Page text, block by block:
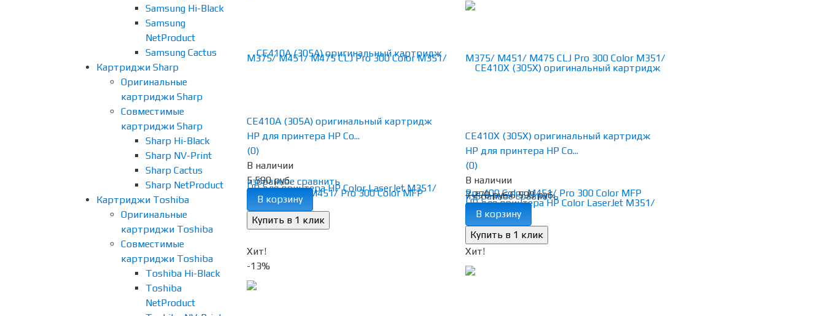
Samsung Hi-Black
Samsung
NetProduct
Samsung Cactus
Картриджи Sharp
Оригинальные
картриджи Sharp
Совместимые
картриджи Sharp
Sharp Hi-Black
Sharp NV-Print
Sharp Cactus
Sharp NetProduct
Картриджи Toshiba
Оригинальные
картриджи Toshiba
Совместимые
картриджи Toshiba
Toshiba Hi-Black
Toshiba
NetProduct
избранное сравнить
CE410A (305A) оригинальный картридж
HP для принтера HP Co...
(0)
В наличии
5 590 руб.
В корзину
избранное сравнить
CE410X (305X) оригинальный картридж
HP для принтера HP Co...
(0)
В наличии
7 270 руб.6 590 руб.
В корзину
Хит!
-13%
Хит!